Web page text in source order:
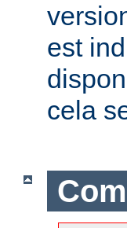
est
cela